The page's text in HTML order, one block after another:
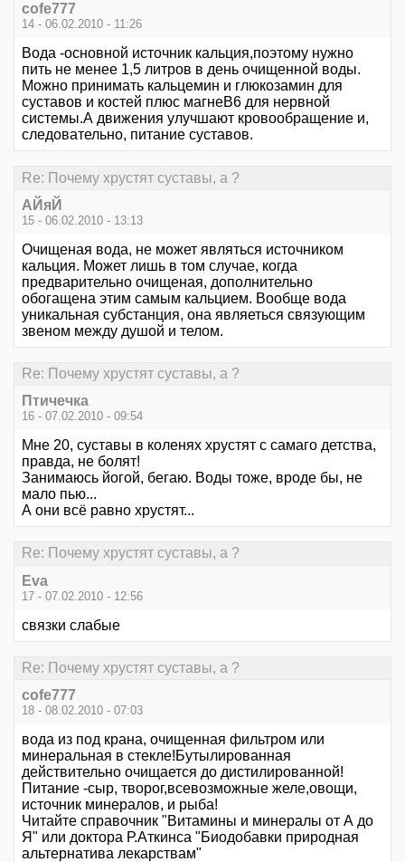
cofe777
14 - 06.02.2010 - 11:26
Вода -основной источник кальция,поэтому нужно
пить не менее 1,5 литров в день очищенной воды.
Можно принимать кальцемин и глюкозамин для
суставов и костей плюс магнеВ6 для нервной
системы.А движения улучшают кровообращение и,
следовательно, питание суставов.
Re: Почему хрустят суставы, а ?
АЙяЙ
15 - 06.02.2010 - 13:13
Очищеная вода, не может являться источником
кальция. Может лишь в том случае, когда
предварительно очищеная, дополнительно
обогащена этим самым кальцием. Вообще вода
уникальная субстанция, она являеться связующим
звеном между душой и телом.
Re: Почему хрустят суставы, а ?
Птичечка
16 - 07.02.2010 - 09:54
Мне 20, суставы в коленях хрустят с самаго детства,
правда, не болят!
Занимаюсь йогой, бегаю. Воды тоже, вроде бы, не
мало пью...
А они всё равно хрустят...
Re: Почему хрустят суставы, а ?
Eva
17 - 07.02.2010 - 12:56
связки слабые
Re: Почему хрустят суставы, а ?
cofe777
18 - 08.02.2010 - 07:03
вода из под крана, очищенная фильтром или
минеральная в стекле!Бутылированная
действительно очищается до дистилированной!
Питание -сыр, творог,всевозможные желе,овощи,
источник минералов, и рыба!
Читайте справочник "Витамины и минералы от А до
Я" или доктора Р.Аткинса "Биодобавки природная
альтернатива лекарствам"